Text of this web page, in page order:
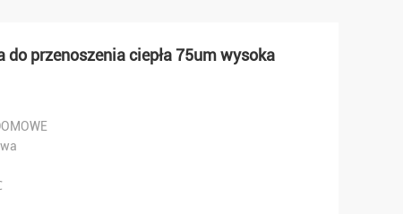
przenoszenia ciepła 75um wysoka